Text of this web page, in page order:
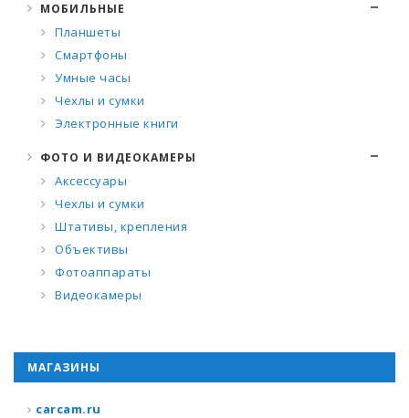
МОБИЛЬНЫЕ
Планшеты
Смартфоны
Умные часы
Чехлы и сумки
Электронные книги
ФОТО И ВИДЕОКАМЕРЫ
Аксессуары
Чехлы и сумки
Штативы, крепления
Объективы
Фотоаппараты
Видеокамеры
МАГАЗИНЫ
carcam.ru